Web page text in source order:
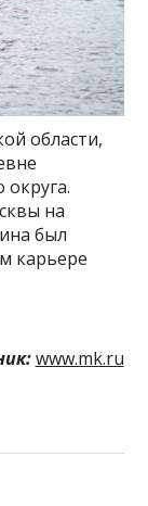
области,
на
был
карьере
www.mk.ru